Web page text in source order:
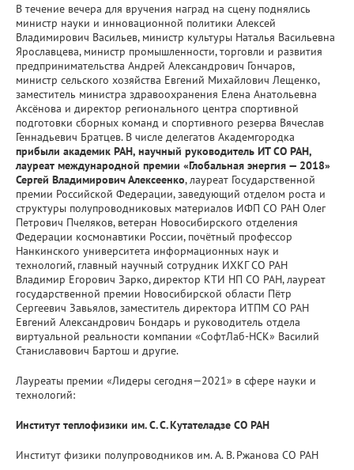
​В течение вечера для вручения наград на сцену поднялись
министр науки и инновационной политики Алексей
Владимирович Васильев, министр культуры Наталья Васильевна
Ярославцева, министр промышленности, торговли и развития
предпринимательства Андрей Александрович Гончаров,
министр сельского хозяйства Евгений Михайлович Лещенко,
заместитель министра здравоохранения Елена Анатольевна
Аксёнова и директор регионального центра спортивной
подготовки сборных команд и спортивного резерва Вячеслав
Геннадьевич Братцев. В числе делегатов Академгородка
прибыли академик РАН, научный руководитель ИТ СО РАН,
лауреат международной премии «Глобальная энергия — 2018»
Сергей Владимирович Алексеенко, лауреат Государственной
премии Российской Федерации, заведующий отделом роста и
структуры полупроводниковых материалов ИФП СО РАН Олег
Петрович Пчеляков, ветеран Новосибирского отделения
Федерации космонавтики России, почётный профессор
Нанкинского университета информационных наук и
технологий, главный научный сотрудник ИХКГ СО РАН
Владимир Егорович Зарко, директор КТИ НП СО РАН, лауреат
государственной премии Новосибирской области Пётр
Сергеевич Завьялов, заместитель директора ИТПМ СО РАН
Евгений Александрович Бондарь и руководитель отдела
виртуальной реальности компании «СофтЛаб-НСК» Василий
Станиславович Бартош и другие.
Лауреаты премии «Лидеры сегодня—2021» в сфере науки и
технологий:
Институт теплофизики им. С. С. Кутателадзе СО РАН
Институт физики полупроводников им. А. В. Ржанова СО РАН